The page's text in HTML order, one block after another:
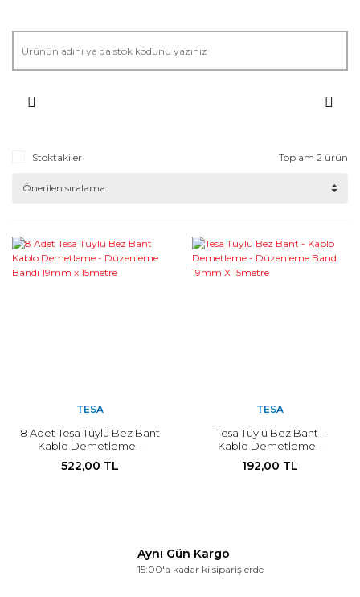
Stoktakiler Toplam 2 ürün
TESA
8 Adet Tesa Tüylü Bez Bant
Kablo Demetleme -
15metre
522,00 TL
TESA
Tesa Tüylü Bez Bant -
Kablo Demetleme -
15metre
192,00 TL
Aynı Gün Kargo
15:00'a kadar ki siparişlerde